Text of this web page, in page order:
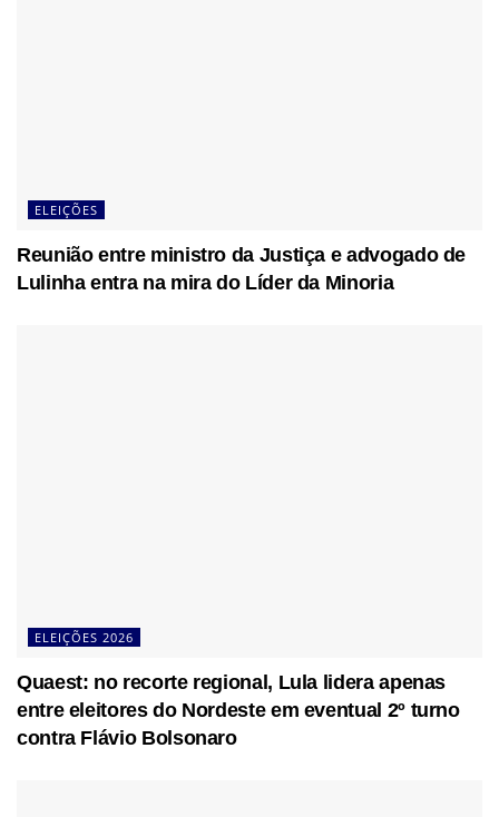
ELEIÇÕES
Reunião entre ministro da Justiça e advogado de
Lulinha entra na mira do Líder da Minoria
ELEIÇÕES 2026
Quaest: no recorte regional, Lula lidera apenas
entre eleitores do Nordeste em eventual 2º turno
contra Flávio Bolsonaro